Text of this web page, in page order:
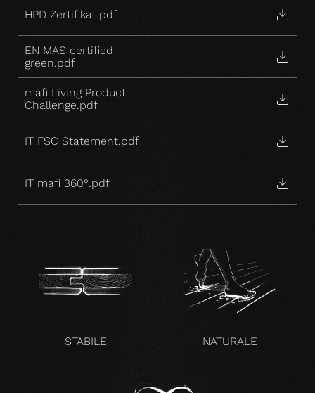
HPD Zertifikat.pdf
EN MAS certified
green.pdf
mafi Living Product
Challenge.pdf
IT FSC Statement.pdf
IT mafi 360°.pdf
STABILE NATURALE